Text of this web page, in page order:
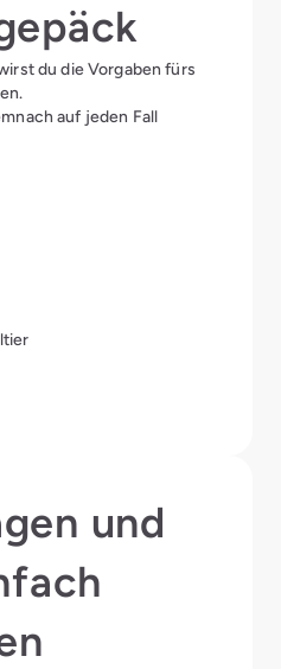
du die Vorgaben fürs
auf jeden Fall
und